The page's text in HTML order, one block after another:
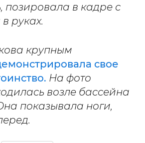
позировала в кадре с
руках.
крупным
свое
На фото
возле бассейна
показывала ноги,